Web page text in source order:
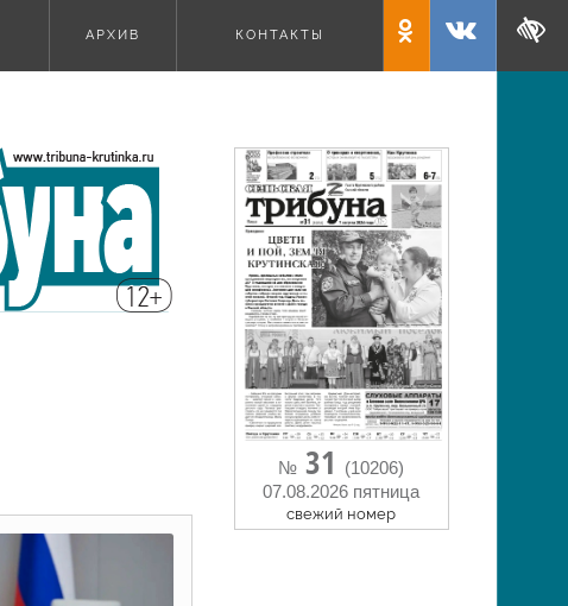
АРХИВ КОНТАКТЫ
№ 31
(10206)
07.08.2026 пятница
cвежий номер